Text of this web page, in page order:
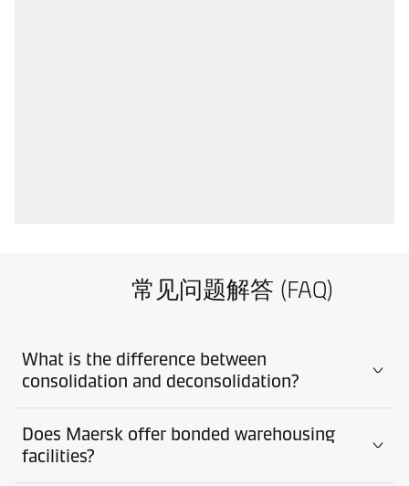
常见问题解答 (FAQ)
What is the difference between
consolidation and deconsolidation?
Does Maersk offer bonded warehousing
facilities?